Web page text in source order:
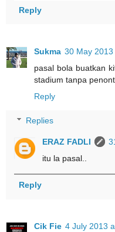
Reply
Sukma 30 May
pasal bola buatkan
stadium tanpa
Reply
Replies
ERAZ FADLI
itu la pasal..
Reply
Cik Fie 4 July 2013